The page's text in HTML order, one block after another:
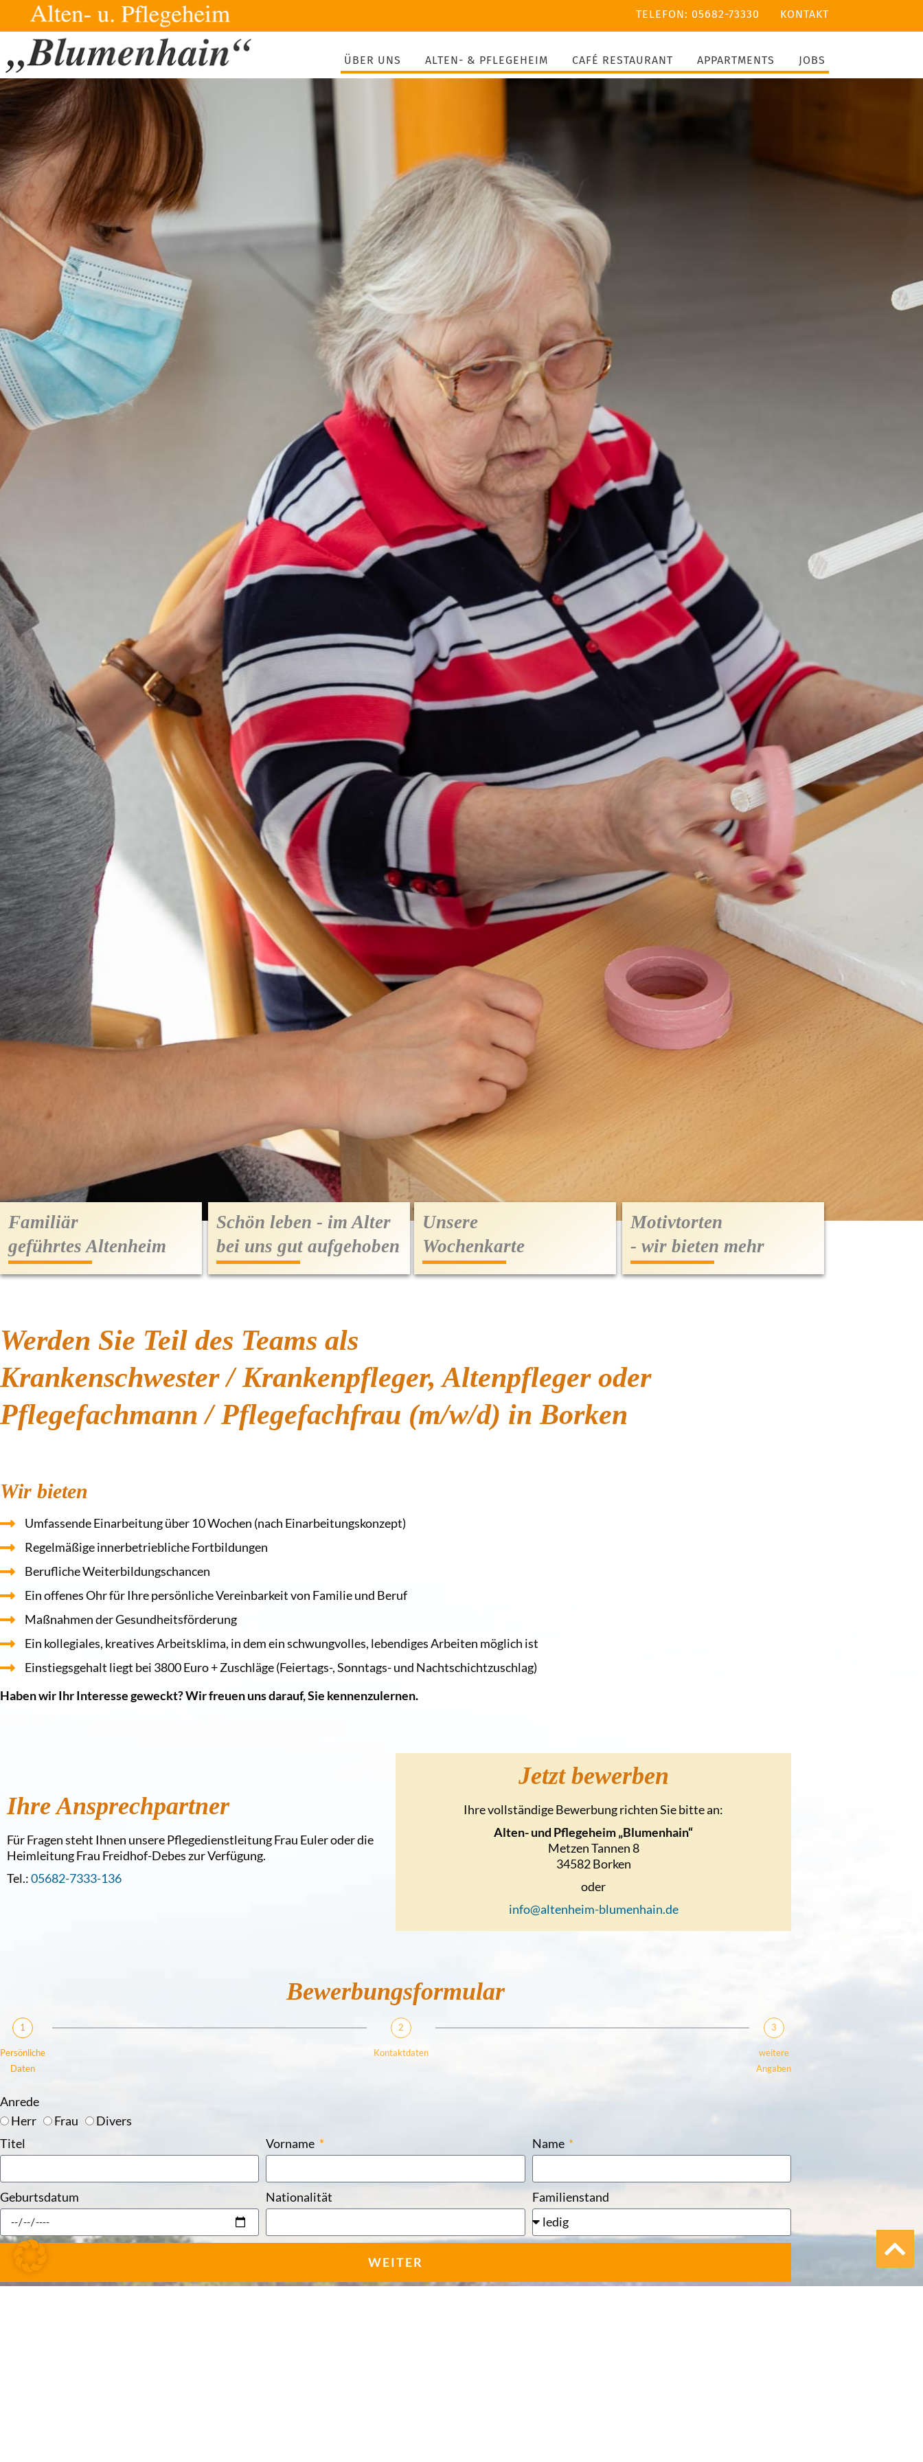
TELEFON: 05682-73330 KONTAKT
ÜBER UNS ALTEN- & PFLEGEHEIM CAFÉ RESTAURANT APPARTMENTS JOBS
Familiär
geführtes Altenheim
Schön leben - im Alter
bei uns gut aufgehoben
Unsere
Wochenkarte
Motivtorten
- wir bieten mehr
Werden Sie Teil des Teams als
Krankenschwester / Krankenpfleger, Altenpfleger oder
Pflegefachmann / Pflegefachfrau (m/w/d) in Borken
Wir bieten
Umfassende Einarbeitung über 10 Wochen (nach Einarbeitungskonzept)
Regelmäßige innerbetriebliche Fortbildungen
Berufliche Weiterbildungschancen
Ein offenes Ohr für Ihre persönliche Vereinbarkeit von Familie und Beruf
Maßnahmen der Gesundheitsförderung
Ein kollegiales, kreatives Arbeitsklima, in dem ein schwungvolles, lebendiges Arbeiten möglich ist
Einstiegsgehalt liegt bei 3800 Euro + Zuschläge (Feiertags-, Sonntags- und Nachtschichtzuschlag)
Haben wir Ihr Interesse geweckt? Wir freuen uns darauf, Sie kennenzulernen.
Ihre Ansprechpartner
Für Fragen steht Ihnen unsere Pflegedienstleitung Frau Euler oder die
Heimleitung Frau Freidhof-Debes zur Verfügung.
Tel.:05682-7333-136
Jetzt bewerben
Ihre vollständige Bewerbung richten Sie bitte an:
Alten- und Pflegeheim „Blumenhain“
Metzen Tannen 8
34582 Borken
oder
info@altenheim-blumenhain.de
Bewerbungsformular
1
Persönliche
Daten
2
Kontaktdaten
3
weitere
Angaben
Anrede
Herr
Frau
Divers
Titel
Vorname Name
Geburtsdatum Nationalität Familienstand
WEITER